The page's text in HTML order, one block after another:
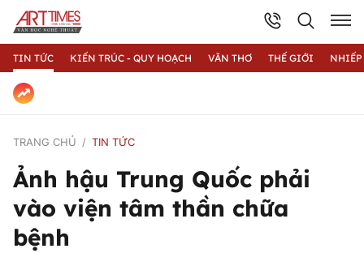
TIN TỨC KIẾN TRÚC - QUY HOẠCH VĂN THƠ THẾ GIỚI
TRANG CHỦ TIN TỨC
Ảnh hậu Trung Quốc phải
vào viện tâm thần chữa
bệnh